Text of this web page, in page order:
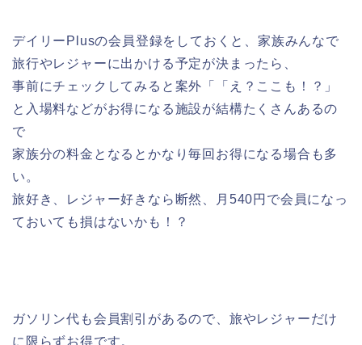
デイリーPlusの会員登録をしておくと、家族みんなで
旅行やレジャーに出かける予定が決まったら、
事前にチェックしてみると案外「「え？ここも！？」
と入場料などがお得になる施設が結構たくさんあるの
で
家族分の料金となるとかなり毎回お得になる場合も多
い。
旅好き、レジャー好きなら断然、月540円で会員になっ
ておいても損はないかも！？
ガソリン代も会員割引があるので、旅やレジャーだけ
に限らずお得です。